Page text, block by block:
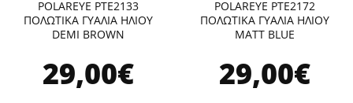
POLAREYE PTE2133
ΠΟΛΩΤΙΚΑ ΓΥΑΛΙΑ ΗΛΙΟΥ
DEMI BROWN
29,00€
POLAREYE PTE2172
ΠΟΛΩΤΙΚΑ ΓΥΑΛΙΑ ΗΛΙΟΥ
MATT BLUE
29,00€